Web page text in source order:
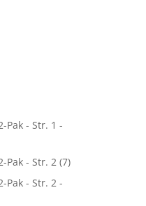
Pak - Str. 1 -
Pak - Str. 2 (7)
Pak - Str. 2 -